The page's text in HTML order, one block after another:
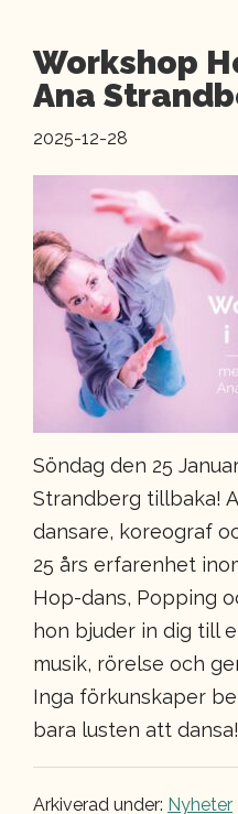
Workshop
Ana
2025-12-28
Söndag den 25
Strandberg tillbaka!
dansare, koreograf
25 års erfarenhet
Hop-dans, Popping
hon bjuder in dig till
musik, rörelse och
Inga förkunskaper
bara lusten att
Arkiverad under: Nyheter